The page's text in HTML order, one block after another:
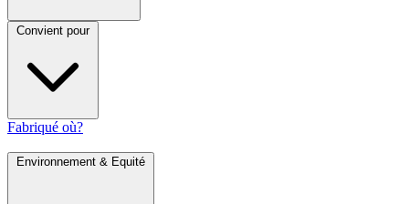
Convient pour
Fabriqué où?
Environnement & Equité